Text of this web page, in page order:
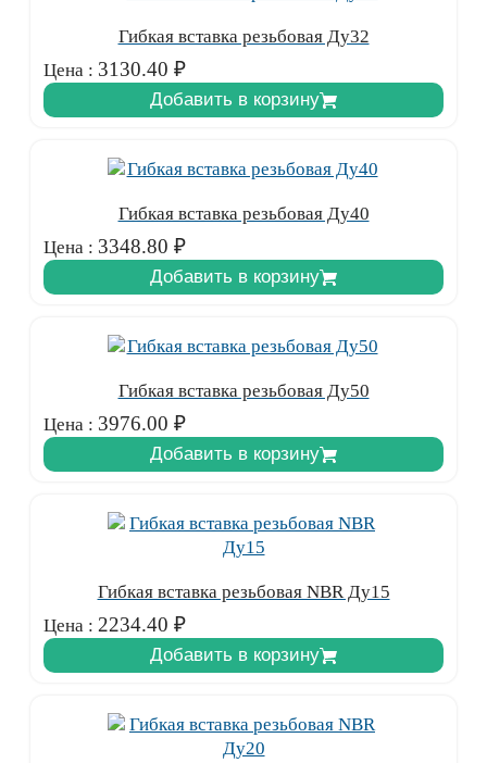
Гибкая вставка резьбовая Ду32
Цена : 3130.40 ₽
Добавить в корзину
Гибкая вставка резьбовая Ду40
Цена : 3348.80 ₽
Добавить в корзину
Гибкая вставка резьбовая Ду50
Цена : 3976.00 ₽
Добавить в корзину
Гибкая вставка резьбовая NBR Ду15
Цена : 2234.40 ₽
Добавить в корзину